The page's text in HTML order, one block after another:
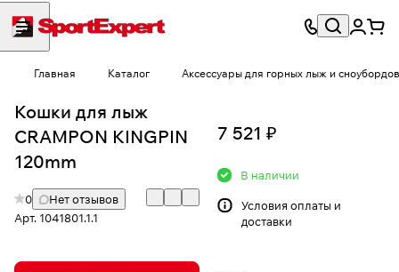
Главная Каталог Аксессуары для горных лыж и сноубордов
Кошки для лыж
CRAMPON KINGPIN
120mm
0
Нет отзывов
Арт. 1041801.1.1
7 521 ₽
В наличии
Условия оплаты и
доставки